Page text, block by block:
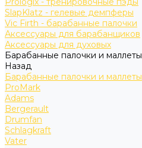
SlapKlatz - гелевые демпферы
Vic Firth - барабанные палочки
Аксессуары для барабанщиков
Аксессуары для духовых
Барабанные палочки и маллеты
Назад
Барабанные палочки и маллеты
ProMark
Adams
Bergerault
Drumfan
Schlagkraft
Vater